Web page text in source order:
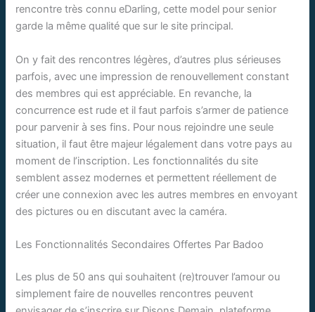
rencontre très connu eDarling, cette model pour senior
garde la même qualité que sur le site principal.
On y fait des rencontres légères, d’autres plus sérieuses
parfois, avec une impression de renouvellement constant
des membres qui est appréciable. En revanche, la
concurrence est rude et il faut parfois s’armer de patience
pour parvenir à ses fins. Pour nous rejoindre une seule
situation, il faut être majeur légalement dans votre pays au
moment de l’inscription. Les fonctionnalités du site
semblent assez modernes et permettent réellement de
créer une connexion avec les autres membres en envoyant
des pictures ou en discutant avec la caméra.
Les Fonctionnalités Secondaires Offertes Par Badoo
Les plus de 50 ans qui souhaitent (re)trouver l’amour ou
simplement faire de nouvelles rencontres peuvent